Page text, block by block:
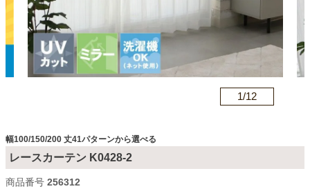
カテゴリから探す
ソファ
ダイニングテーブル・セット
1/12
幅100/150/200 丈41パターンから選べる
レースカーテン K0428-2
商品番号 c256312